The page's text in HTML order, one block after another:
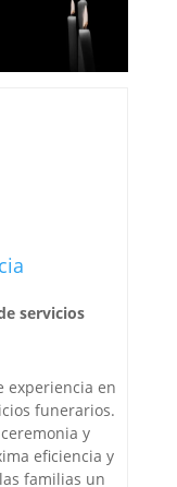
servicios
experiencia en
funerarios.
y
eficiencia y
familias un